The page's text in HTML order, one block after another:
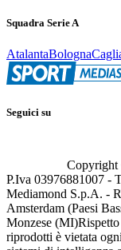
Squadra Serie A
AtalantaBologna
Seguici su
P.Iva 03976881007 -
Mediamond S.p.A. -
Amsterdam (Paesi
Monzese (MI)
riprodotti è vietata